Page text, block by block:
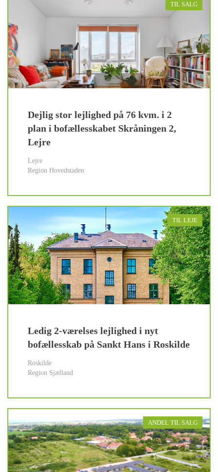
TIL SALG
Dejlig stor lejlighed på 76 kvm. i 2
plan i bofællesskabet Skråningen 2,
Lejre
Lejre
Region Hovedstaden
TIL LEJE
Ledig 2-værelses lejlighed i nyt
bofællesskab på Sankt Hans i Roskilde
Roskilde
Region Sjælland
ANDEL TIL SALG